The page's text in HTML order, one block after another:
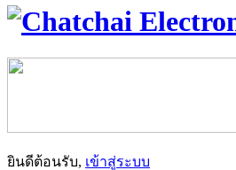
ยินดีต้อนรับ, เข้าสู่ระบบ